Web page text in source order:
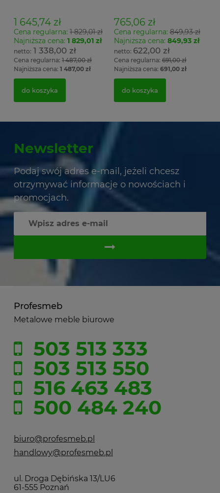
1 645,74 zł
Cena regularna: 1 829,01 zł
Najniższa cena: 1 829,01 zł
1 338,00 zł
Cena regularna: 1 487,00 zł
Najniższa cena: 1 487,00 zł
do koszyka
765,06 zł
Cena regularna:849,93 zł
Najniższa cena: 849,93 zł
622,00 zł
Cena regularna:691,00 zł
Najniższa cena: 691,00 zł
do koszyka
Newsletter
Podaj swój adres e-mail, jeżeli chcesz
otrzymywać informacje o nowościach i
promocjach.
Profesmeb
Metalowe meble biurowe
503 513 333
503 513 550
516 463 483
500 484 240
biuro@profesmeb.pl
handlowy@profesmeb.pl
ul. Droga Dębińska 13/LU6
61-555 Poznań